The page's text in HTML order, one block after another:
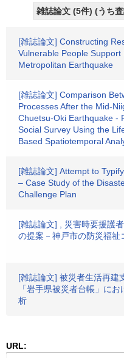
雑誌論文 (5件) (うち
[雑誌論文] Constructing
Vulnerable People Support
Metropolitan Earthquake
[雑誌論文] Comparison
Processes After the Mid-
Chuetsu-Oki Earthquake -
Social Survey Using the
Based Spatiotemporal
[雑誌論文] Attempt to
– Case Study of the
Challenge Plan
[雑誌論文] , 災害時要援護
の提案－神戸市の防災福祉
[雑誌論文] 被災者生活再建
「岩手県被災者台帳」に
析
URL: